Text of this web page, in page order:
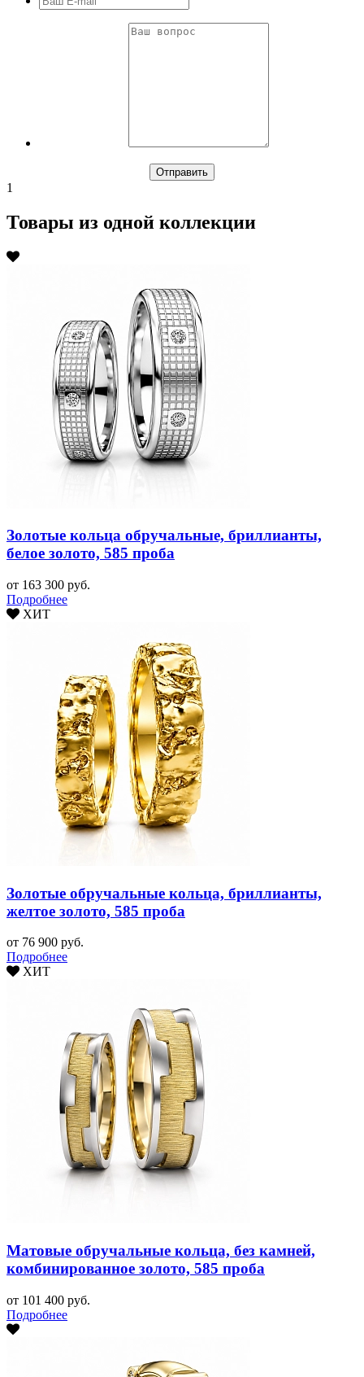
1
Товары из одной коллекции
Золотые кольца обручальные, бриллианты,
белое золото, 585 проба
от 163 300 руб.
Подробнее
ХИТ
Золотые обручальные кольца, бриллианты,
желтое золото, 585 проба
от 76 900 руб.
Подробнее
ХИТ
Матовые обручальные кольца, без камней,
комбинированное золото, 585 проба
от 101 400 руб.
Подробнее